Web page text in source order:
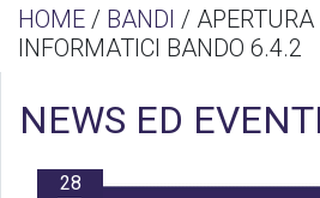
HOME / BANDI /
INFORMATICI BANDO 6.4.2
NEWS ED EVENTI
28